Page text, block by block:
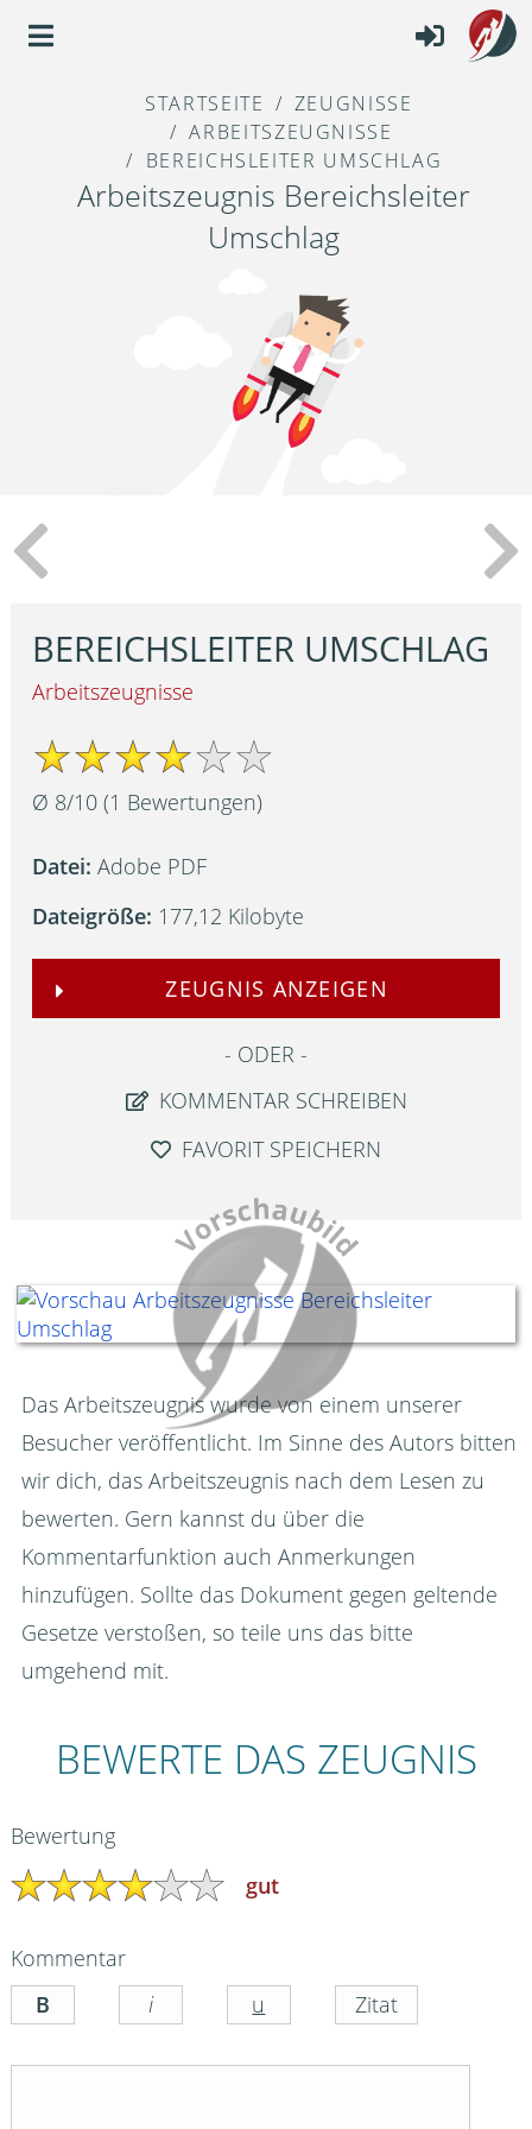
STARTSEITE
ZEUGNISSE
ARBEITSZEUGNISSE
BEREICHSLEITER UMSCHLAG
Arbeitszeugnis Bereichsleiter
Umschlag
BEREICHSLEITER UMSCHLAG
Arbeitszeugnisse
Ø 8/10 (1 Bewertungen)
Datei: Adobe PDF
Dateigröße: 177,12 Kilobyte
ZEUGNIS ANZEIGEN
ODER
KOMMENTAR SCHREIBEN
FAVORIT SPEICHERN
Das Arbeitszeugnis wurde von einem unserer
Besucher veröffentlicht. Im Sinne des Autors bitten
wir dich, das Arbeitszeugnis nach dem Lesen zu
bewerten. Gern kannst du über die
Kommentarfunktion auch Anmerkungen
hinzufügen. Sollte das Dokument gegen geltende
Gesetze verstoßen, so teile uns das bitte
umgehend mit.
BEWERTE DAS ZEUGNIS
Bewertung
gut
Kommentar